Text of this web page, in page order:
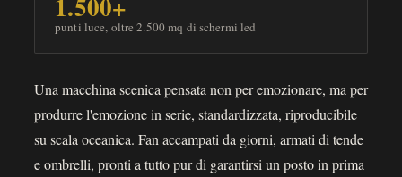
punti luce, oltre 2.500 mq di schermi led
Una macchina scenica pensata non per emozionare, ma per
produrre l'emozione in serie, standardizzata, riproducibile
su scala oceanica. Fan accampati da giorni, armati di tende
e ombrelli, pronti a tutto pur di garantirsi un posto in prima